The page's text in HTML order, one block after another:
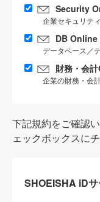
Security
企業セキュリテ
DB Online
データベース／
財務・会
企業の財務・会
下記規約をご確認
ェックボックスに
SHOEISHA iD